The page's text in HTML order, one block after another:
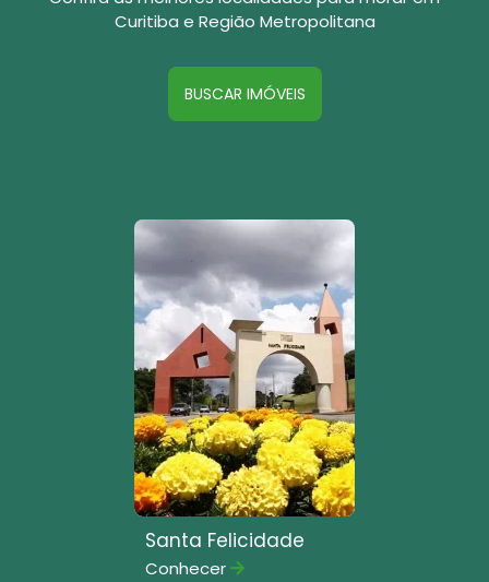
Curitiba e Região Metropolitana
BUSCAR IMÓVEIS
Santa Felicidade
Conhecer